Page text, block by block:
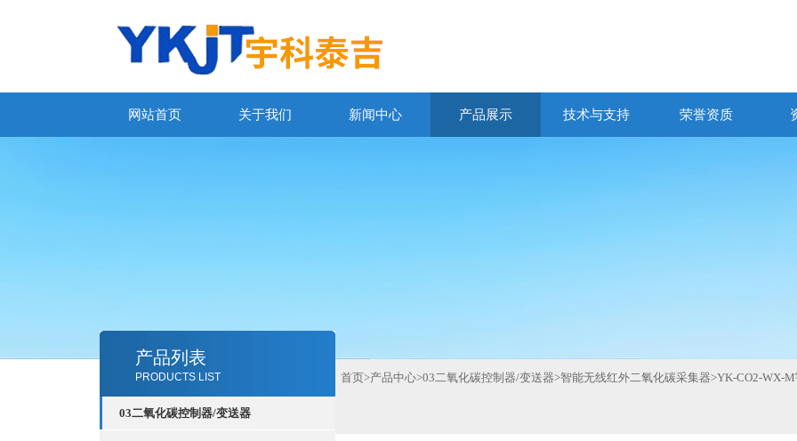
网站首页 关于我们 新闻中心 产品展示 技术与支持 荣誉资质
产品列表
PRODUCTS LIST
03二氧化碳控制器/变送器
首页>产品中心>03二氧化碳控制器/变送器>智能无线红外二氧化碳采集器>YK-CO2-WX-